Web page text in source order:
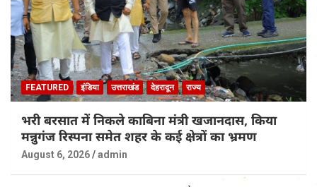
FEATURED इंडिया उत्तराखंड देहरादून राज्य
भरी बरसात में निकले काबिना मंत्री खजानदास, किया
मन्नुगंज रिस्पना समेत शहर के कई क्षेत्रों का भ्रमण
August 6, 2026 admin